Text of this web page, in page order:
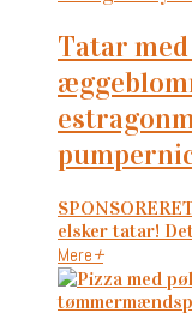
tatar med sukkersaltet
elsker tatar!
Mere+